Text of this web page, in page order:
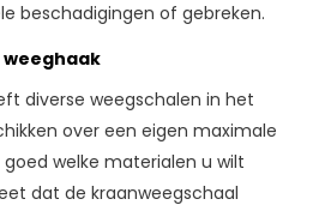
beschadigingen of gebreken.
weeghaak
diverse weegschalen in het
over een eigen maximale
welke materialen u wilt
dat de kraanweegschaal